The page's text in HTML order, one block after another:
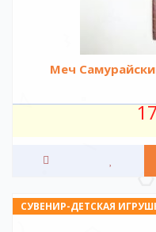
Меч
СУВЕНИР-ДЕТСКАЯ